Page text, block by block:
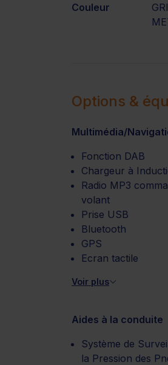
Couleur
Options &
Multimédia/
Fonction DAB
Chargeur à
Radio MP3
volant
Prise USB
Bluetooth
GPS
Ecran tactile
Voir plus
Aides à la conduite
Système de
la Pression des